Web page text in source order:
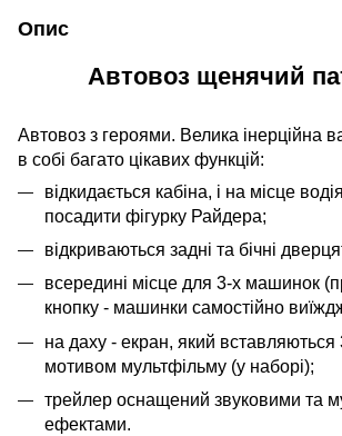
Опис
Автовоз щенячий
Автовоз з героями. Велика інерційна
в собі багато цікавих функцій:
відкидається кабіна, і на місце
посадити фігурку Райдера;
відкриваються задні та бічні
всередині місце для 3-х машинок
кнопку - машинки самостійно
на даху - екран, який вставляються
мотивом мультфільму (у наборі);
трейлер оснащений звуковими та
ефектами.